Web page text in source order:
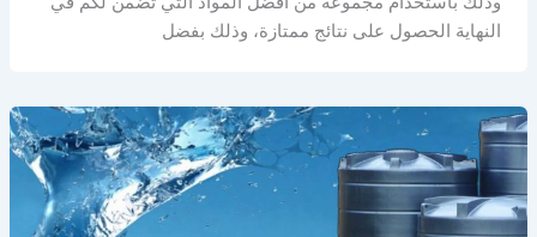
النهاية الحصول على نتائج ممتازة، وذلك بفضل